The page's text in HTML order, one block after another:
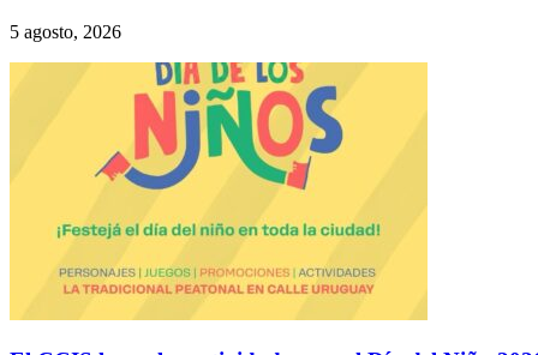
5 agosto, 2026